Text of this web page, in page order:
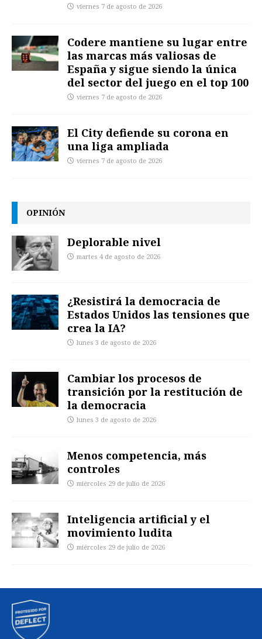
viernes 7 de agosto de 2026
Codere mantiene su lugar entre
las marcas más valiosas de
España y sigue siendo la única
del sector del juego en el top 100
viernes 7 de agosto de 2026
El City defiende su corona en
una liga ampliada
viernes 7 de agosto de 2026
OPINIÓN
Deplorable nivel
martes 4 de agosto de 2026
¿Resistirá la democracia de
Estados Unidos las tensiones que
crea la IA?
lunes 3 de agosto de 2026
Cambiar los procesos de
transición por la restitución de
la democracia
lunes 3 de agosto de 2026
Menos competencia, más
controles
miércoles 29 de julio de 2026
Inteligencia artificial y el
movimiento ludita
miércoles 29 de julio de 2026